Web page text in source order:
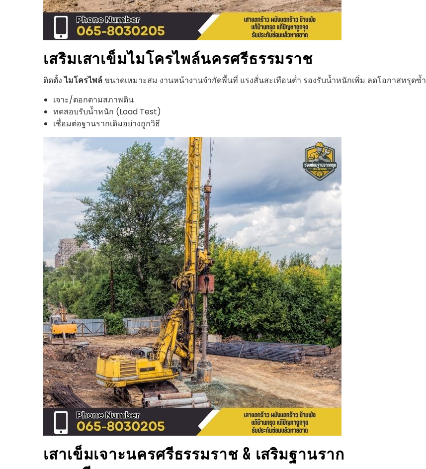
เสริมเสาเข็มไมโครไพล์นครศรีธรรมราช
ติดตั้งไมโครไพล์ขนาดเหมาะสม งานหน้างานจำกัดพื้นที่ แรงสั่นสะเทือนต่ำ รองรับน้ำหนักเพิ่ม ลดโอกาสทรุดซ้ำ
เจาะ/ตอกตามสภาพดิน
ทดสอบรับน้ำหนัก (Load Test)
เชื่อมต่อฐานรากเดิมอย่างถูกวิธี
เสาเข็มเจาะนครศรีธรรมราช& เสริมฐานราก